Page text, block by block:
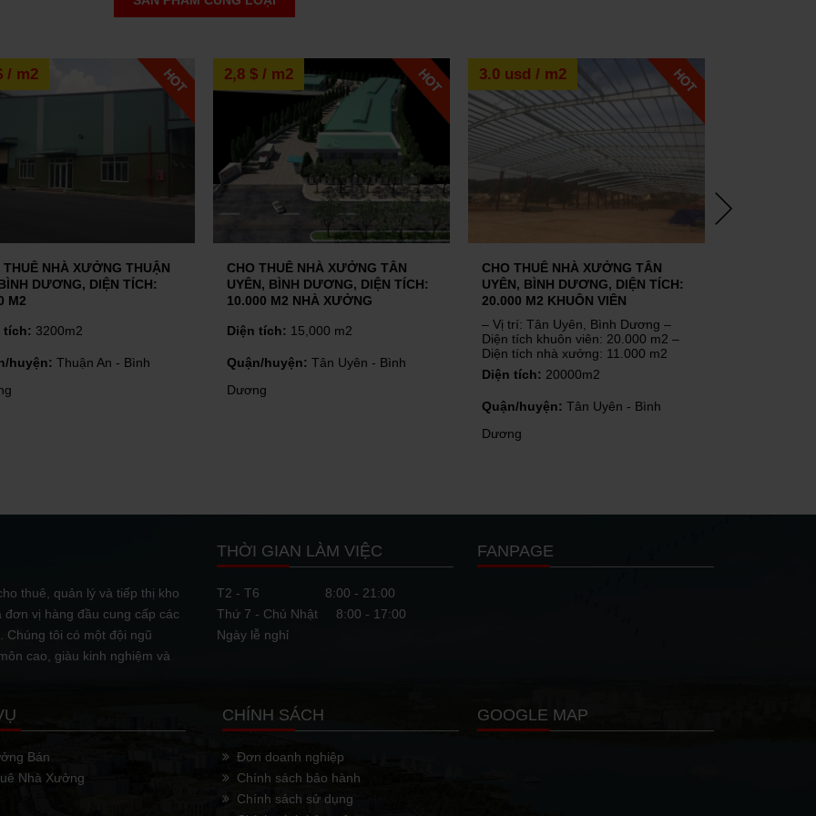
bị nội thất hay nhà trống là băn
ĐỘNG SẢN
chiến lược khác mà các nhà
với một tài sản bất động sản...
như thế nào? Ra sao?
tư, Bình Phước có nhiều tiềm
chuyển sản xuất từ Trung Quốc,
các nhà sản xuất từ châu Âu
đầu tư sinh lời cao. Nhưng
/ m2
THUÊ NHÀ XƯỞNG THUẬN
DƯƠNG, DIỆN TÍCH:
M2
tích: 3200m2
huyện: Thuận An - Bình
2,8 $ / m2
CHO THUÊ NHÀ XƯỞNG TÂN
UYÊN, BÌNH DƯƠNG, DIỆN TÍCH:
10.000 M2 NHÀ XƯỞNG
Diện tích: 15,000 m2
Quận/huyện: Tân Uyên - Bình
Dương
3.0 usd / m2
CHO THUÊ NHÀ XƯỞNG TÂN
UYÊN, BÌNH DƯƠNG, DIỆN TÍCH:
20.000 M2 KHUÔN VIÊN
– Vị trí: Tân Uyên, Bình Dương –
Diện tích khuôn viên: 20.000 m2 –
Diện tích nhà xưởng: 11.000 m2
Diện tích: 20000m2
Quận/huyện: Tân Uyên - Bình
Dương
thuê, quản lý và tiếp thị kho
vị hàng đầu cung cấp các
Chúng tôi có một đội ngũ
cao, giàu kinh nghiệm và
THỜI GIAN LÀM VIỆC
T2 - T6
8:00 - 21:00
Thứ 7 - Chủ Nhật
8:00 - 17:00
Ngày lễ nghỉ
FANPAGE
Bán
Nhà Xưởng
CHÍNH SÁCH
Đơn doanh nghiệp
Chính sách bảo hành
Chính sách sử dụng
GOOGLE MAP